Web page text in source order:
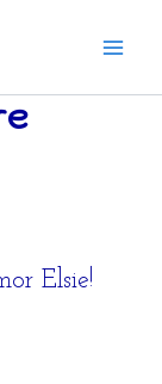
Elsie!